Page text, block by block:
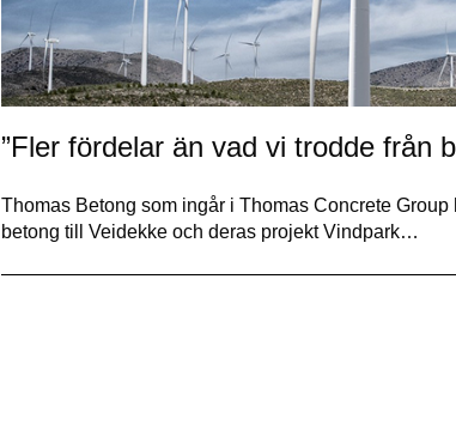
”Fler fördelar än vad vi trodde från
Thomas Betong som ingår i Thomas Concrete
betong till Veidekke och deras projekt Vindpark…